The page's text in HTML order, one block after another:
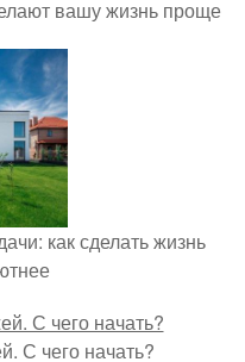
вашу жизнь проще
как сделать жизнь
С чего начать?